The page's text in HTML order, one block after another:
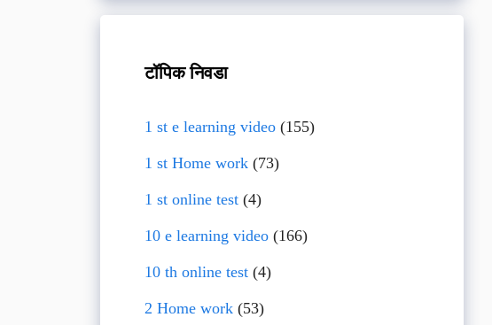
टॉपिक निवडा
1 st e learning video(155)
1 st Home work(73)
1 st online test(4)
10 e learning video(166)
10 th online test(4)
2 Home work(53)